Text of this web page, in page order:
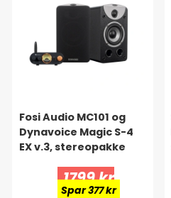
Fosi Audio MC101 og
Dynavoice Magic S-4
EX v.3, stereopakke
1799 kr
Spar 377 kr